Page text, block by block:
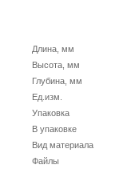
Длина, мм
Высота, мм
Глубина, мм
Ед.изм.
Упаковка
В упаковке
Вид материала
Файлы